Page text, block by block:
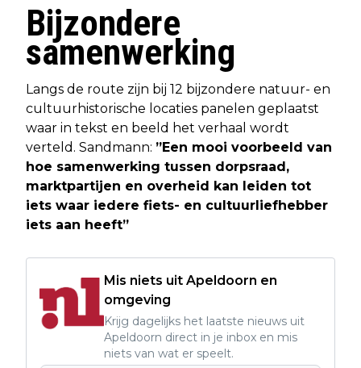
Bijzondere
samenwerking
Langs de route zijn bij 12 bijzondere natuur- en
cultuurhistorische locaties panelen geplaatst
waar in tekst en beeld het verhaal wordt
verteld. Sandmann: ”Een mooi voorbeeld van
hoe samenwerking tussen dorpsraad,
marktpartijen en overheid kan leiden tot
iets waar iedere fiets- en cultuurliefhebber
iets aan heeft”
Mis niets uit Apeldoorn en
omgeving
Krijg dagelijks het laatste nieuws uit
Apeldoorn direct in je inbox en mis
niets van wat er speelt.